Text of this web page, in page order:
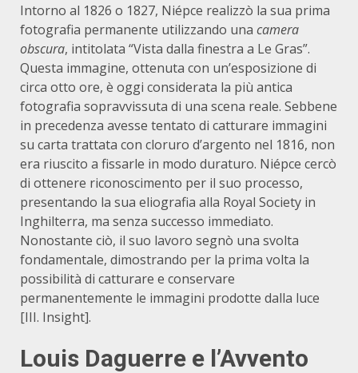
Intorno al 1826 o 1827, Niépce realizzò la sua prima
fotografia permanente utilizzando una camera
obscura, intitolata “Vista dalla finestra a Le Gras”.
Questa immagine, ottenuta con un’esposizione di
circa otto ore, è oggi considerata la più antica
fotografia sopravvissuta di una scena reale. Sebbene
in precedenza avesse tentato di catturare immagini
su carta trattata con cloruro d’argento nel 1816, non
era riuscito a fissarle in modo duraturo. Niépce cercò
di ottenere riconoscimento per il suo processo,
presentando la sua eliografia alla Royal Society in
Inghilterra, ma senza successo immediato.
Nonostante ciò, il suo lavoro segnò una svolta
fondamentale, dimostrando per la prima volta la
possibilità di catturare e conservare
permanentemente le immagini prodotte dalla luce
[III. Insight].
Louis Daguerre e l’Avvento